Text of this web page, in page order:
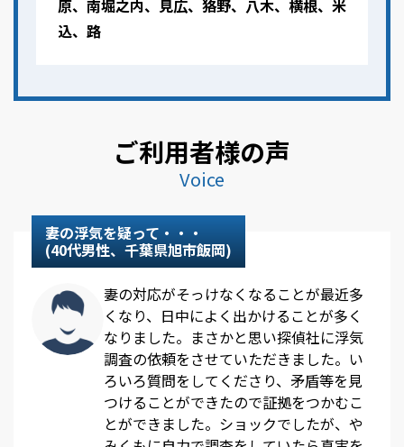
原、南堀之内、見広、狢野、八木、横根、米
込、路
ご利用者様の声
Voice
妻の浮気を疑って・・・
(40代男性、千葉県旭市飯岡)
妻の対応がそっけなくなることが最近多
くなり、日中によく出かけることが多く
なりました。まさかと思い探偵社に浮気
調査の依頼をさせていただきました。い
ろいろ質問をしてくださり、矛盾等を見
つけることができたので証拠をつかむこ
とができました。ショックでしたが、や